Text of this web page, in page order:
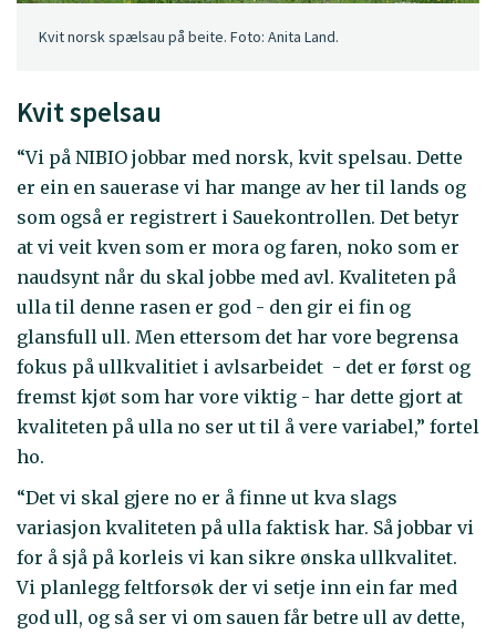
Kvit norsk spælsau på beite. Foto: Anita Land.
Kvit spelsau
“Vi på NIBIO jobbar med norsk, kvit spelsau. Dette
er ein en sauerase vi har mange av her til lands og
som også er registrert i Sauekontrollen. Det betyr
at vi veit kven som er mora og faren, noko som er
naudsynt når du skal jobbe med avl. Kvaliteten på
ulla til denne rasen er god - den gir ei fin og
glansfull ull. Men ettersom det har vore begrensa
fokus på ullkvalitiet i avlsarbeidet - det er først og
fremst kjøt som har vore viktig - har dette gjort at
kvaliteten på ulla no ser ut til å vere variabel,” fortel
ho.
“Det vi skal gjere no er å finne ut kva slags
variasjon kvaliteten på ulla faktisk har. Så jobbar vi
for å sjå på korleis vi kan sikre ønska ullkvalitet.
Vi planlegg feltforsøk der vi setje inn ein far med
god ull, og så ser vi om sauen får betre ull av dette,